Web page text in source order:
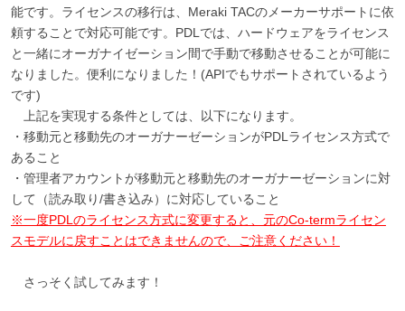
能です。ライセンスの移行は、Meraki TACのメーカーサポートに依
頼することで対応可能です。PDLでは、ハードウェアをライセンス
と一緒にオーガナイゼーション間で手動で移動させることが可能に
なりました。便利になりました！(APIでもサポートされているよう
です)
上記を実現する条件としては、以下になります。
・移動元と移動先のオーガナーゼーションがPDLライセンス方式で
あること
・管理者アカウントが移動元と移動先のオーガナーゼーションに対
して（読み取り/書き込み）に対応していること
※一度PDLのライセンス方式に変更すると、元のCo-termライセン
スモデルに戻すことはできませんので、ご注意ください！
さっそく試してみます！